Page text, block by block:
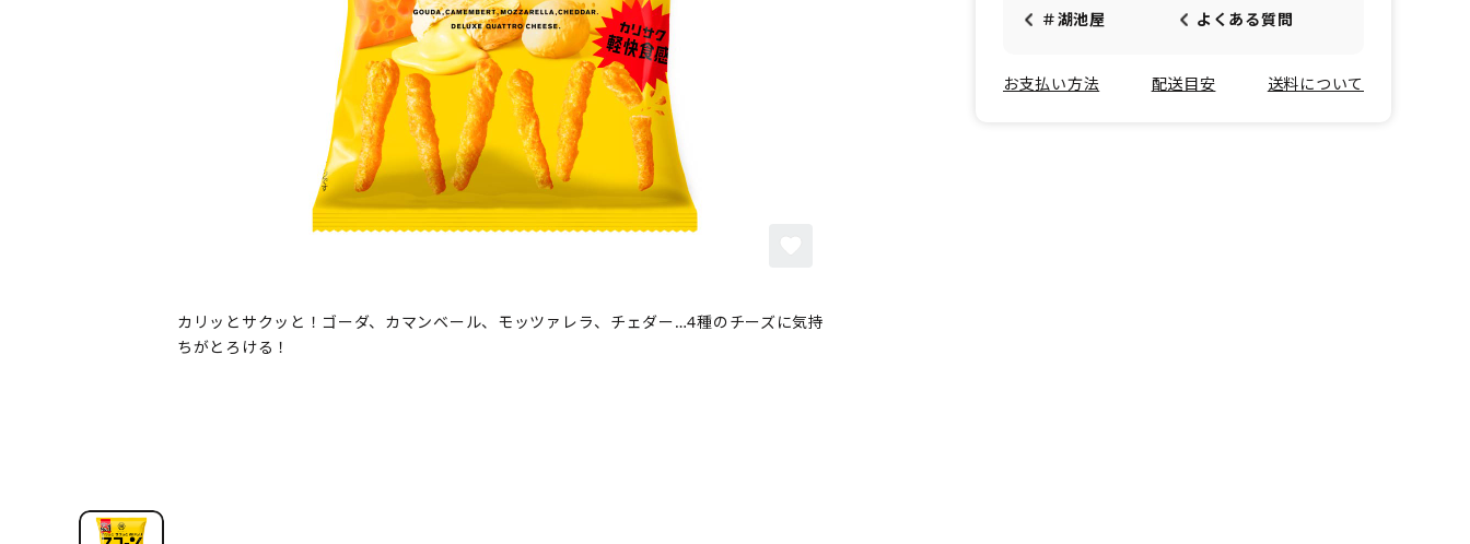
カリッとサクッと！ゴーダ、カマンベール、モッツァレラ、チェダー…4種のチーズに気持
ちがとろける！
＃湖池屋
よくある質問
お支払い方法 配送目安 送料について